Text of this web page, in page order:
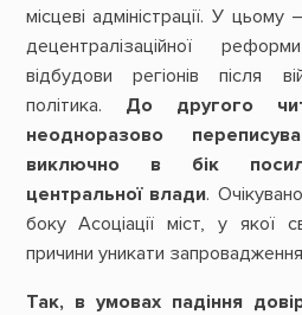
місцеві адміністрації. У
децентралізаційної
відбудови регіонів після
політика. До другого
неодноразово
виключно в бік
центральної влади.
боку Асоціації міст, у якої
причини уникати
Так, в умовах падіння